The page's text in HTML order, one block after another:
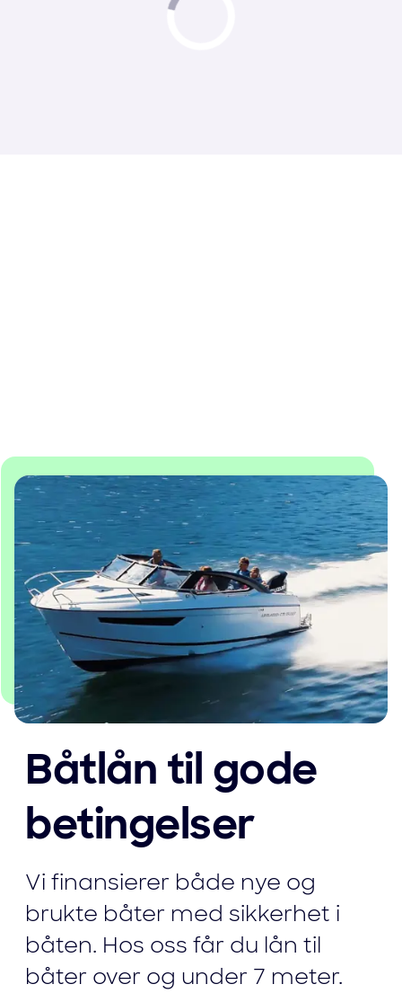
Båtlån til gode
betingelser
Vi finansierer både nye og
brukte båter med sikkerhet i
båten. Hos oss får du lån til
båter over og under 7 meter.